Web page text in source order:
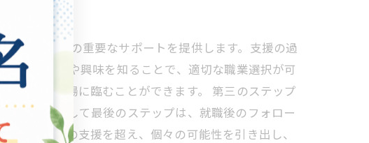
送るための重要なサポートを提供します。支援の過
分の強みや興味を知ることで、適切な職業選択が可
持って職場に臨むことができます。 第三のステップ
ます。そして最後のステップは、就職後のフォロー
て、ただの支援を超え、個々の可能性を引き出し、